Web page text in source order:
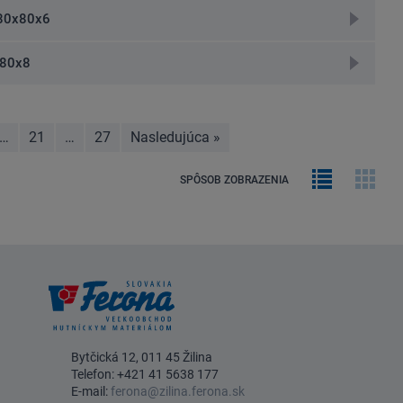
detail
prejsť
detail
prejsť
… 21 … 27 Nasledujúca »
SPÔSOB ZOBRAZENIA
Riadkový
Bytčická 12, 011 45 Žilina
Telefon:+421 41 5638 177
E-mail:ferona@zilina.ferona.sk